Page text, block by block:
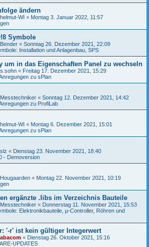
ändern
helmut-WI « Montag 3. Januar 2022, 11:57
Symbole
Bender « Sonntag 26. Dezember 2021, 22:09
Installation und Anlagenbau, SPS
um in das Eigenschaften Panel zu wechseln
s.sohn « Freitag 17. Dezember 2021, 15:29
zu sPlan
Messtechniker « Sonntag 12. Dezember 2021, 14:42
zu ProfiLab
helmut-WI « Montag 6. Dezember 2021, 15:01
zu sPlan
slz « Dienstag 23. November 2021, 18:40
- Demoversion
Hougaarden « Montag 22. November 2021, 10:19
ergänzte .libs im Verzeichnis Bauteile
Messtechniker « Donnerstag 11. November 2021, 15:53
Elektronikbauteile, µ-Controller, Röhren und
'-r' ist kein gültiger Integerwert
abacom « Dienstag 26. Oktober 2021, 15:16
UPDATES